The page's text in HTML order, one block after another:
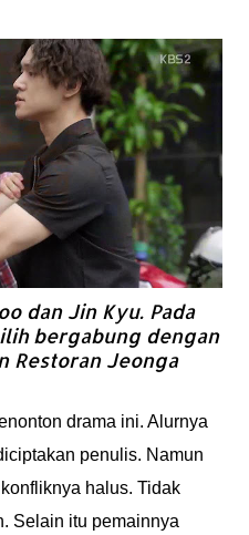
dan Jin Kyu. Pada
bergabung dengan
Restoran Jeonga
drama ini. Alurnya
penulis. Namun
halus. Tidak
Selain itu pemainnya